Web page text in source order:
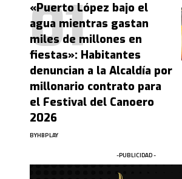
«Puerto López bajo el
agua mientras gastan
miles de millones en
fiestas»: Habitantes
denuncian a la Alcaldía por
millonario contrato para
el Festival del Canoero
2026
BYHBPLAY
-PUBLICIDAD -